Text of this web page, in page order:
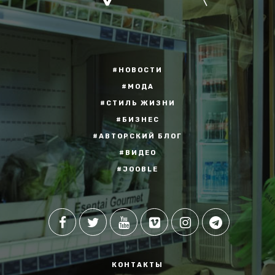
#НОВОСТИ
#МОДА
#СТИЛЬ ЖИЗНИ
#БИЗНЕС
#АВТОРСКИЙ БЛОГ
#ВИДЕО
#JOOBLE
КОНТАКТЫ